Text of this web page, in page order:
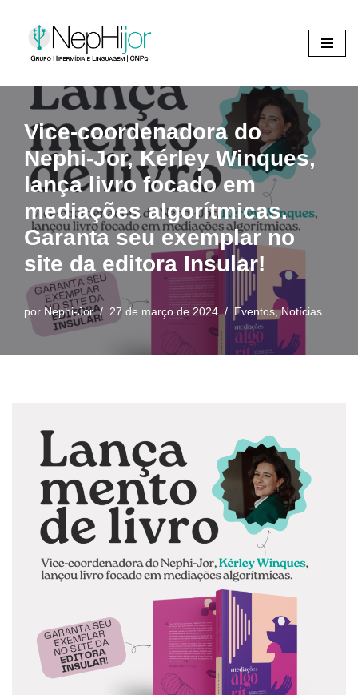
Pular
o
conteúdo
Vice-coordenadora do
Nephi-Jor, Kérley Winques,
lança livro focado em
mediações algorítmicas.
Garanta seu exemplar no
site da editora Insular!
por Nephi-Jor 27 de março de 2024 Eventos,Notícias